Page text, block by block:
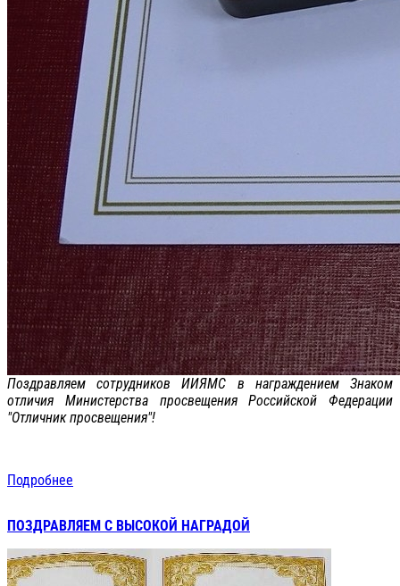
Поздравляем сотрудников ИИЯМС в награждением Знаком
отличия Министерства просвещения Российской Федерации
"Отличник просвещения"!
Подробнее
ПОЗДРАВЛЯЕМ С ВЫСОКОЙ НАГРАДОЙ